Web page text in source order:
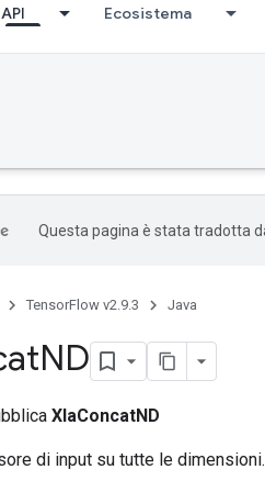
API Ecosistema
Questa pagina è stata tradotta
TensorFlow v2.9.3 Java
ND
XlaConcatND
di input su tutte le dimensioni.